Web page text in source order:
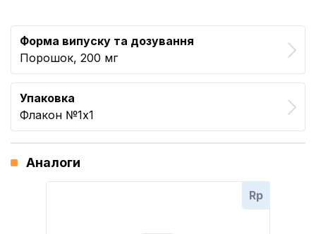
Форма випуску та дозування
Порошок, 200 мг
Упаковка
Флакон №1x1
Аналоги
Rp